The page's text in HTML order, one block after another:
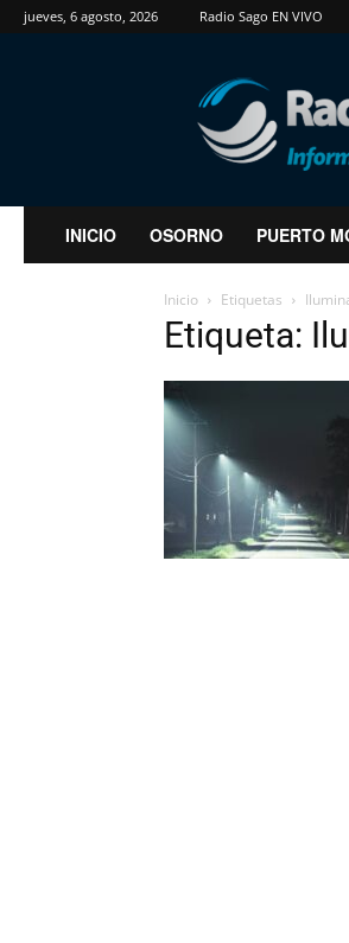
jueves, 6 agosto, 2026 Radio Sago EN VIVO
RadioSago
INICIO OSORNO PUERTO
Inicio Etiquetas
Etiqueta: